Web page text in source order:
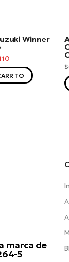
Winner
marca de
5